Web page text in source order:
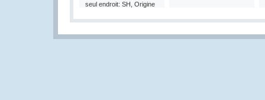
seul endroit: SH, Origine